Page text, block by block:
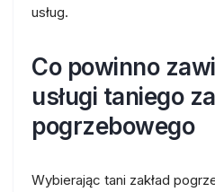
usług.
Co powinno
usługi taniego
pogrzebowego
Wybierając tani zakład